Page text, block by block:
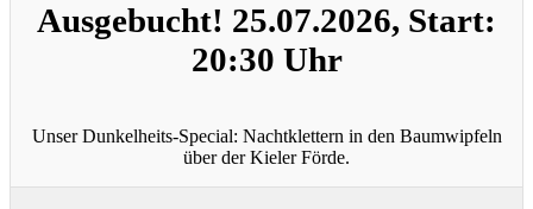
Ausgebucht! 25.07.2026, Start:
20:30 Uhr
Unser Dunkelheits-Special: Nachtklettern in den Baumwipfeln
über der Kieler Förde.